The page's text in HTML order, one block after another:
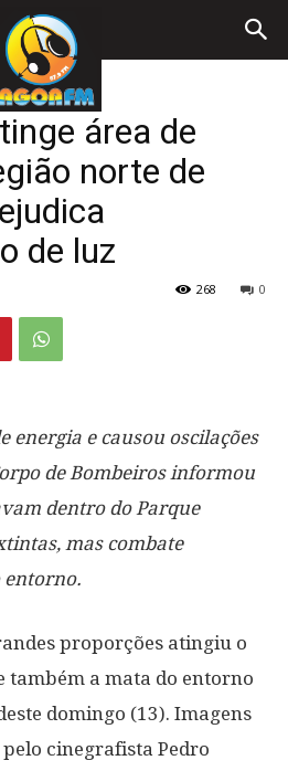
área de
norte de
de luz
0
268
energia e causou oscilações
de Bombeiros informou
dentro do Parque
mas combate
entorno.
proporções atingiu o
também a mata do entorno
domingo (13). Imagens
cinegrafista Pedro